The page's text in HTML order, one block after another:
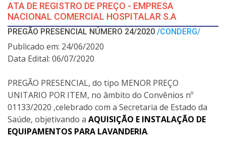
ATA DE REGISTRO DE PREÇO - EMPRESA
NACIONAL COMERCIAL HOSPITALAR S.A
PREGÃO PRESENCIAL NÚMERO 24/2020 /CONDERG/
Publicado em: 24/06/2020
Data Edital: 06/07/2020
PREGÃO PRESENCIAL, do tipo MENOR PREÇO
UNITARIO POR ITEM, no âmbito do Convênios nº
01133/2020 ,celebrado com a Secretaria de Estado da
Saúde, objetivando a AQUISIÇÃO E INSTALAÇÃO DE
EQUIPAMENTOS PARA LAVANDERIA.